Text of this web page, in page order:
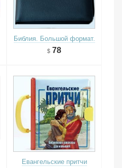
Библия. Большой формат.
78
Евангельские притчи